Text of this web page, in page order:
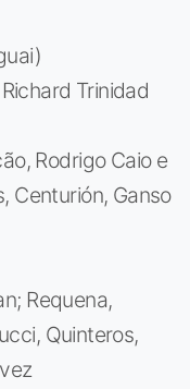
Trinidad
Rodrigo Caio e
Centurión, Ganso
Requena,
Quinteros,